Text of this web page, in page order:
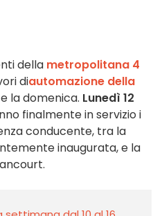
della metropolitana 4
diautomazione della
la domenica. Lunedì 12
finalmente in servizio i
conducente, tra la
inaugurata, e la